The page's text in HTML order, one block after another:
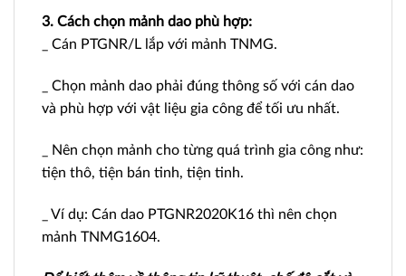
3. Cách chọn mảnh dao phù hợp:
_ Cán PTGNR/L lắp với mảnh TNMG.
_ Chọn mảnh dao phải đúng thông số với cán dao
và phù hợp với vật liệu gia công để tối ưu nhất.
_ Nên chọn mảnh cho từng quá trình gia công như:
tiện thô, tiện bán tinh, tiện tinh.
_ Ví dụ: Cán dao PTGNR2020K16 thì nên chọn
mảnh TNMG1604.